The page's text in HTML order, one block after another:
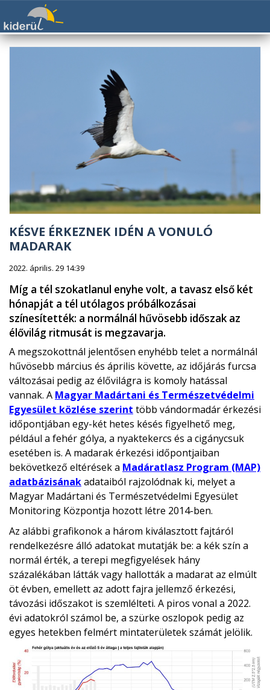
KÉSVE ÉRKEZNEK IDÉN A VONULÓ
MADARAK
2022. április. 29 14:39
Míg a tél szokatlanul enyhe volt, a tavasz első két
hónapját a tél utólagos próbálkozásai
színesítették: a normálnál hűvösebb időszak az
élővilág ritmusát is megzavarja.
A megszokottnál jelentősen enyhébb telet a normálnál
hűvösebb március és április követte, az időjárás furcsa
változásai pedig az élővilágra is komoly hatással
vannak. A Magyar Madártani és Természetvédelmi
Egyesület közlése szerint több vándormadár érkezési
időpontjában egy-két hetes késés figyelhető meg,
például a fehér gólya, a nyaktekercs és a cigánycsuk
esetében is. A madarak érkezési időpontjaiban
bekövetkező eltérések a Madáratlasz Program (MAP)
adatbázisánakadataiból rajzolódnak ki, melyet a
Magyar Madártani és Természetvédelmi Egyesület
Monitoring Központja hozott létre 2014-ben.
Az alábbi grafikonok a három kiválasztott fajtáról
rendelkezésre álló adatokat mutatják be: a kék szín a
normál érték, a terepi megfigyelések hány
százalékában látták vagy hallották a madarat az elmúlt
öt évben, emellett az adott fajra jellemző érkezési,
távozási időszakot is szemlélteti. A piros vonal a 2022.
évi adatokról számol be, a szürke oszlopok pedig az
egyes hetekben felmért mintaterületek számát jelölik.